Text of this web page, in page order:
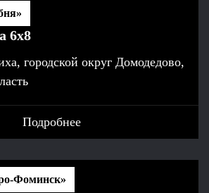
6х8
городской округ Домодедово,
Подробнее
Фоминск»